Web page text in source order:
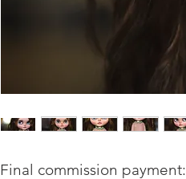
Final commission payment: